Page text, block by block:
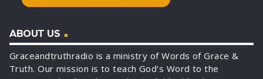
ABOUT US
Graceandtruthradio is a ministry of Words of Grace &
Truth. Our mission is to teach God’s Word to the